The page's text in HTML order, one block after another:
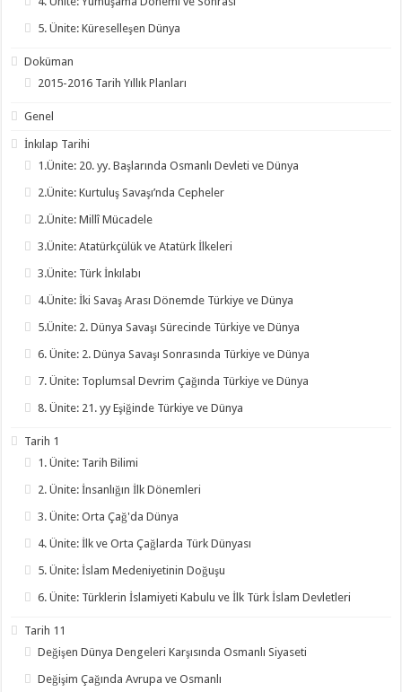
5. Ünite: Küreselleşen Dünya
Doküman
2015-2016 Tarih Yıllık Planları
Genel
İnkılap Tarihi
1.Ünite: 20. yy. Başlarında Osmanlı Devleti ve Dünya
2.Ünite: Kurtuluş Savaşı’nda Cepheler
2.Ünite: Millî Mücadele
3.Ünite: Atatürkçülük ve Atatürk İlkeleri
3.Ünite: Türk İnkılabı
4.Ünite: İki Savaş Arası Dönemde Türkiye ve Dünya
5.Ünite: 2. Dünya Savaşı Sürecinde Türkiye ve Dünya
6. Ünite: 2. Dünya Savaşı Sonrasında Türkiye ve Dünya
7. Ünite: Toplumsal Devrim Çağında Türkiye ve Dünya
8. Ünite: 21. yy Eşiğinde Türkiye ve Dünya
Tarih 1
1. Ünite: Tarih Bilimi
2. Ünite: İnsanlığın İlk Dönemleri
3. Ünite: Orta Çağ'da Dünya
4. Ünite: İlk ve Orta Çağlarda Türk Dünyası
5. Ünite: İslam Medeniyetinin Doğuşu
6. Ünite: Türklerin İslamiyeti Kabulu ve İlk Türk İslam Devletleri
Tarih 11
Değişen Dünya Dengeleri Karşısında Osmanlı Siyaseti
Değişim Çağında Avrupa ve Osmanlı